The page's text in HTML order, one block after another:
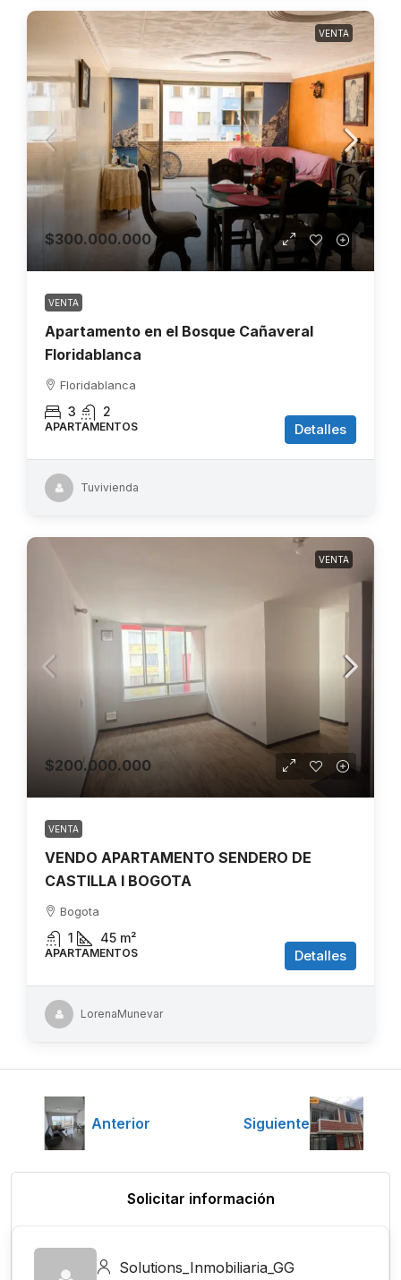
VENTA
$300.000.000
VENTA
Apartamento en el Bosque Cañaveral
Floridablanca
Floridablanca
3 2
APARTAMENTOS Detalles
Tuvivienda
VENTA
$200.000.000
VENTA
VENDO APARTAMENTO SENDERO DE
CASTILLA I BOGOTA
Bogota
1 45 m²
APARTAMENTOS Detalles
LorenaMunevar
Anterior Siguiente
Solicitar información
Solutions_Inmobiliaria_GG